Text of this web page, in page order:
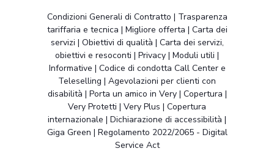
Condizioni Generali di Contratto | Trasparenza
tariffaria e tecnica | Migliore offerta | Carta dei
servizi | Obiettivi di qualità | Carta dei servizi,
obiettivi e resoconti | Privacy | Moduli utili |
Informative | Codice di condotta Call Center e
Teleselling | Agevolazioni per clienti con
disabilità | Porta un amico in Very| Copertura |
Very Protetti | Very Plus | Copertura
internazionale | Dichiarazione di accessibilità |
Giga Green | Regolamento 2022/2065 - Digital
Service Act